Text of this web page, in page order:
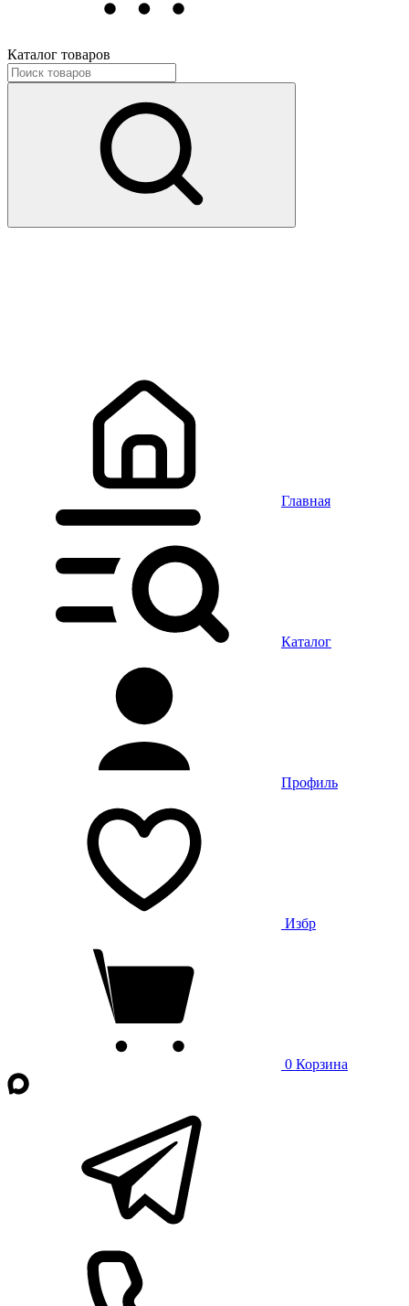
Каталог товаров
Главная
Каталог
Профиль
Избр
0 Корзина